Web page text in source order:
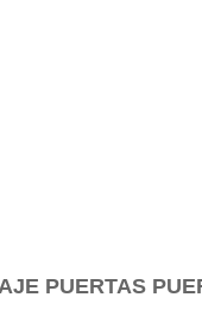
PUERTAS